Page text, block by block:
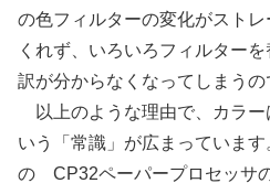
の色フィルターの変化がスト
くれず、いろいろフィルター
訳が分からなくなってしまうの
以上のような理由で、カラー
いう「常識」が広まっていま
の CP32ペーパープロセッサ